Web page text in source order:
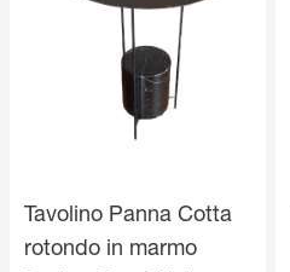
Tavolino Panna Cotta
rotondo in marmo